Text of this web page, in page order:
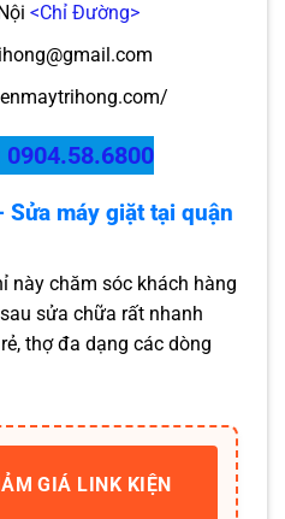
<Chỉ Đường>
0904.58.6800
máy giặt tại quận
này chăm sóc khách hàng
sửa chữa rất nhanh
thợ đa dạng các dòng
GIÁ LINK KIỆN